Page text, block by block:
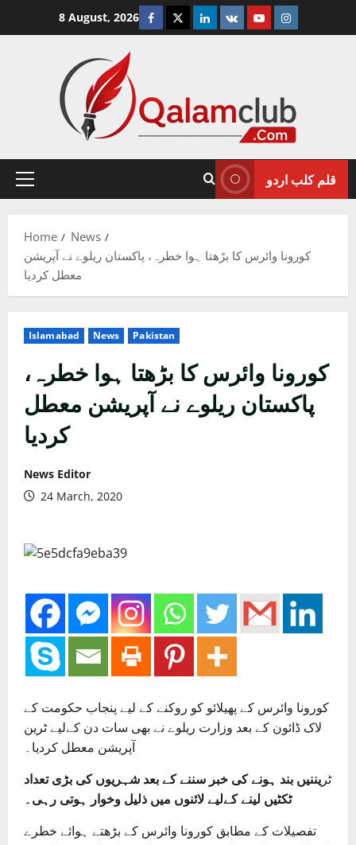
8 August, 2026 Facebook
TwitterLinkedin
VK YoutubeInstagram
Primary
قلم کلب اردو
Home
News
کورونا وائرس کا بڑھتا ہوا خطرہ، پاکستان ریلوے نے آپریشن
معطل کردیا
Islamabad News Pakistan
کورونا وائرس کا بڑھتا ہوا خطرہ،
پاکستان ریلوے نے آپریشن معطل
کردیا
News Editor
24 March, 2020
کورونا وائرس کے پھیلائو کو روکنے کے لیے پنجاب حکومت کے
لاک ڈائون کے بعد وزارت ریلوے نے بھی سات دن کےلیے ٹرین
آپریشن معطل کردیا۔
ٹر یننیں بند ہونے کی خبر سننے کے بعد شہریوں کی بڑی تعداد
ٹکٹیں لینے کےلیے لائنوں میں ذلیل وخوار ہوتی رہی۔
تفصیلات کے مطابق کورونا وائرس کے بڑھتے ہوائے خطرے